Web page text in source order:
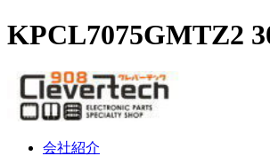
KPCL7075GMTZ2
会社紹介